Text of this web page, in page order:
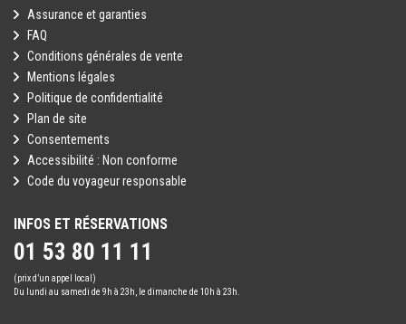
Assurance et garanties
FAQ
Conditions générales de vente
Mentions légales
Politique de confidentialité
Plan de site
Consentements
Accessibilité : Non conforme
Code du voyageur responsable
INFOS ET RÉSERVATIONS
01 53 80 11 11
(prix d’un appel local)
Du lundi au samedi de 9h à 23h, le dimanche de 10h à 23h.